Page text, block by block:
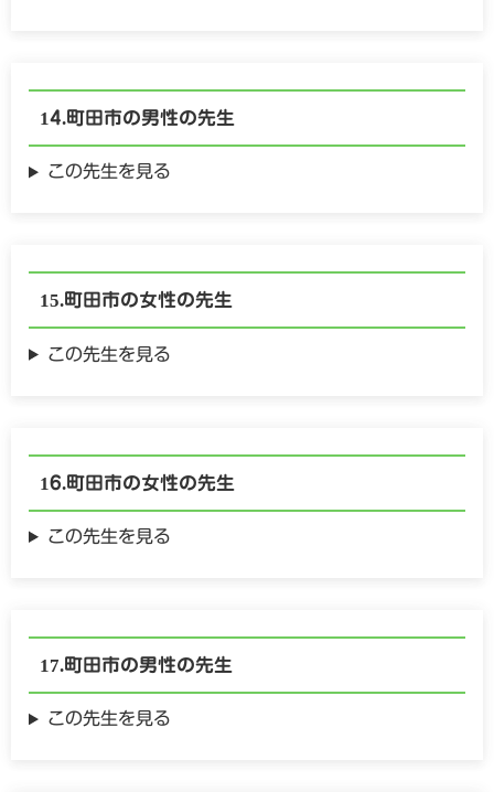
町田市の男性の先生
この先生を見る
町田市の女性の先生
この先生を見る
町田市の女性の先生
この先生を見る
町田市の男性の先生
この先生を見る